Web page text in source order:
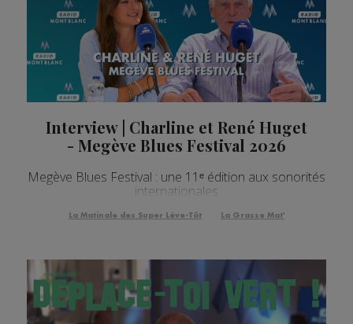
Interview | Charline et René Huget
- Megève Blues Festival 2026
Megève Blues Festival : une 11ᵉ édition aux sonorités
internationales
La Matinale des Super Lève-Tôt La Grasse Mat'